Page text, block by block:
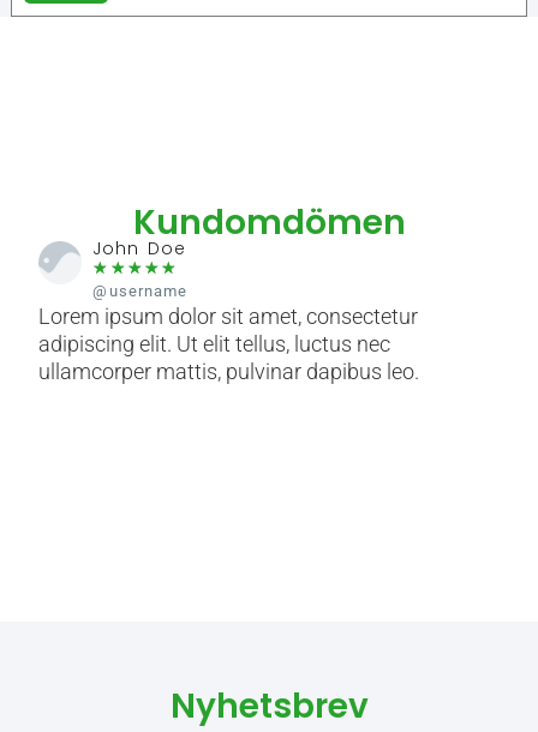
Kundomdömen
John Doe
☆ ☆☆☆☆
@username
Lorem ipsum dolor sit amet, consectetur
adipiscing elit. Ut elit tellus, luctus nec
ullamcorper mattis, pulvinar dapibus leo.
Nyhetsbrev